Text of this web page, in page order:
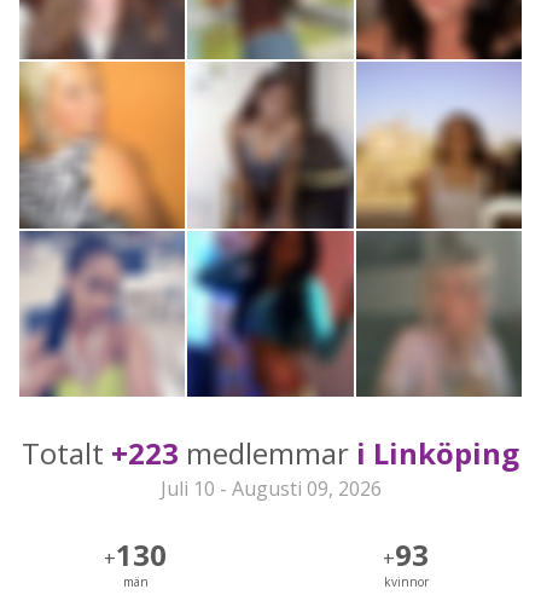
Totalt +223 medlemmar i Linköping
Juli 10 - Augusti 09, 2026
+130
män
+93
kvinnor